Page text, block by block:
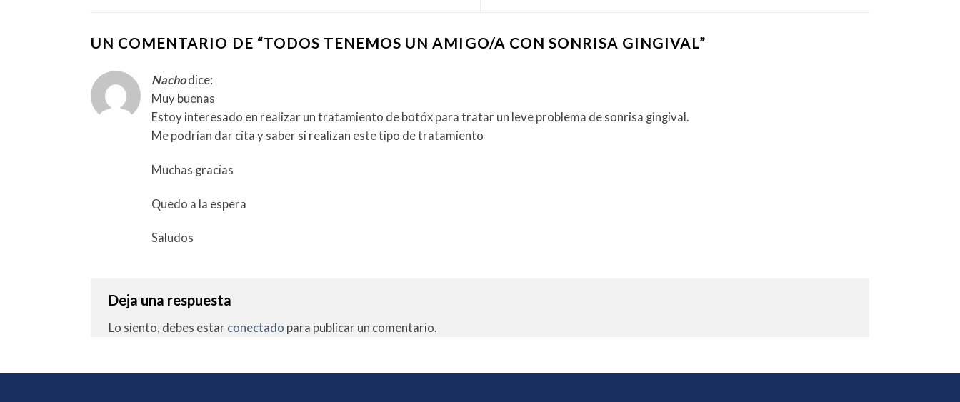
UN COMENTARIO DE “TODOS TENEMOS UN AMIGO/A CON SONRISA GINGIVAL”
Nacho dice:
Muy buenas
Estoy interesado en realizar un tratamiento de botóx para tratar un leve problema de sonrisa gingival.
Me podrían dar cita y saber si realizan este tipo de tratamiento
Muchas gracias
Quedo a la espera
Saludos
Deja una respuesta
Lo siento, debes estar conectado para publicar un comentario.